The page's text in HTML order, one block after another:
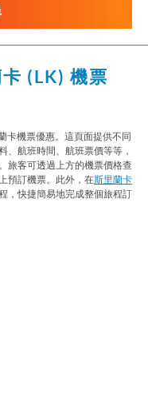
(LK) 機票
卡機票優惠。這頁面提供不同
、航班時間、航班票價等等，
旅客可透過上方的機票價格查
預訂機票。此外，在斯里蘭卡
，快捷簡易地完成整個旅程訂